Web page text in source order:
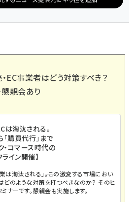
EC事業者はどう対策すべき？
親会あり
は淘汰される。
「購買代行」まで
・コマース時代の
イン開催】
は淘汰される」――。この激変する市場におい
どのような対策を打つべきなのか？ そのヒ
ナーです。懇親会も実施します。